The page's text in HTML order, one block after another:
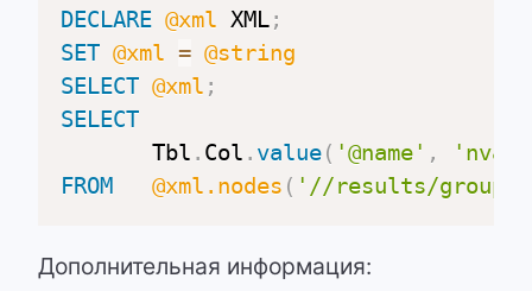
DECLARE @xml XML;
SET @xml = @string
SELECT @xml ;
SELECT
       Tbl
. Col . value( '@name' ,
FROM
@xml.nodes ( '//results/
Дополнительная информация: